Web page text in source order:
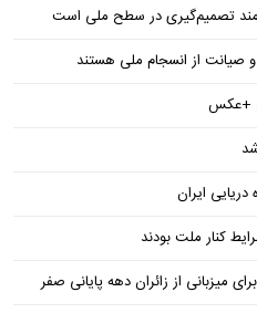
تصمیم‌گیری در سطح ملی است
صیانت از انسجام ملی هستند
+عکس
دریایی ایران
کنار ملت بودند
میزبانی از زائران دهه پایانی صفر